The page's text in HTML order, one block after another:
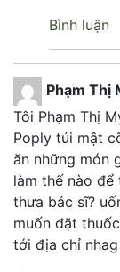
Bình luận
Phạm Thị
Tôi Phạm Thị
Poply túi mật
ăn những món
làm thế nào
thưa bác sĩ?
muốn đặt
tới địa chỉ